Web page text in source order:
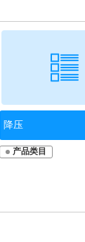
降压
产品类目